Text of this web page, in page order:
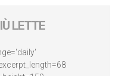
LETTE